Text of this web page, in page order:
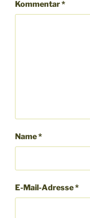
Kommentar*
Name*
E-Mail-Adresse*